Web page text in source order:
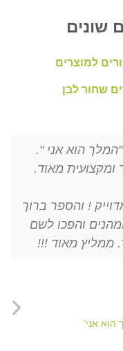
שונים
למוצרים
שחור לבן
הוא אני ".
ומקצועית מאוד.
! והספר ברוך
והפכו לשם
ממליץ מאוד !!!
הוא אני'